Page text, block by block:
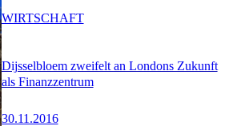
Dijsselbloem zweifelt an Londons Zukunft
als Finanzzentrum
30.11.2016
WIRTSCHAFT